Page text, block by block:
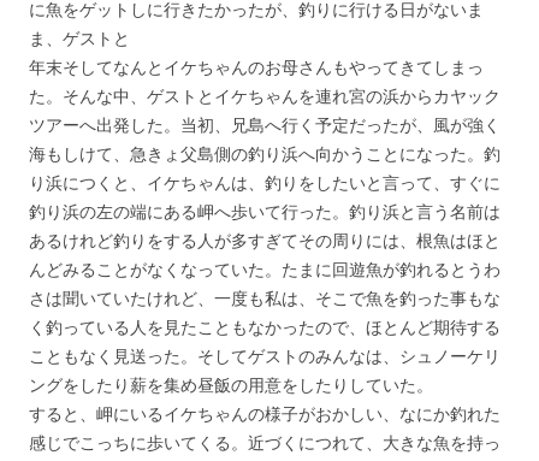
に魚をゲットしに行きたかったが、釣りに行ける日がないま
ま、ゲストと
年末そしてなんとイケちゃんのお母さんもやってきてしまっ
た。そんな中、ゲストとイケちゃんを連れ宮の浜からカヤック
ツアーへ出発した。当初、兄島へ行く予定だったが、風が強く
海もしけて、急きょ父島側の釣り浜へ向かうことになった。釣
り浜につくと、イケちゃんは、釣りをしたいと言って、すぐに
釣り浜の左の端にある岬へ歩いて行った。釣り浜と言う名前は
あるけれど釣りをする人が多すぎてその周りには、根魚はほと
んどみることがなくなっていた。たまに回遊魚が釣れるとうわ
さは聞いていたけれど、一度も私は、そこで魚を釣った事もな
く釣っている人を見たこともなかったので、ほとんど期待する
こともなく見送った。そしてゲストのみんなは、シュノーケリ
ングをしたり薪を集め昼飯の用意をしたりしていた。
すると、岬にいるイケちゃんの様子がおかしい、なにか釣れた
感じでこっちに歩いてくる。近づくにつれて、大きな魚を持っ